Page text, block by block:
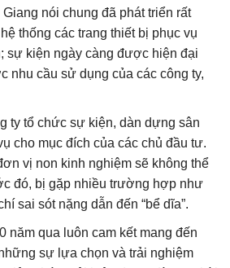
nói chung đã phát triển rất
thống các trang thiết bị phục vụ
sự kiện ngày càng được hiện đại
nhu cầu sử dụng của các công ty,
ty tổ chức sự kiện, dàn dựng sân
cho mục đích của các chủ đầu tư.
vị non kinh nghiệm sẽ không thể
đó, bị gặp nhiều trường hợp như
sai sót nặng dẫn đến “bể dĩa”.
năm qua luôn cam kết mang đến
sự lựa chọn và trải nghiệm